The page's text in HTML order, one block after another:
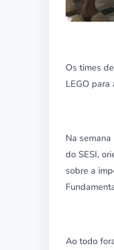
Os times
LEGO para
Na
do SESI,
sobre a
Ao todo